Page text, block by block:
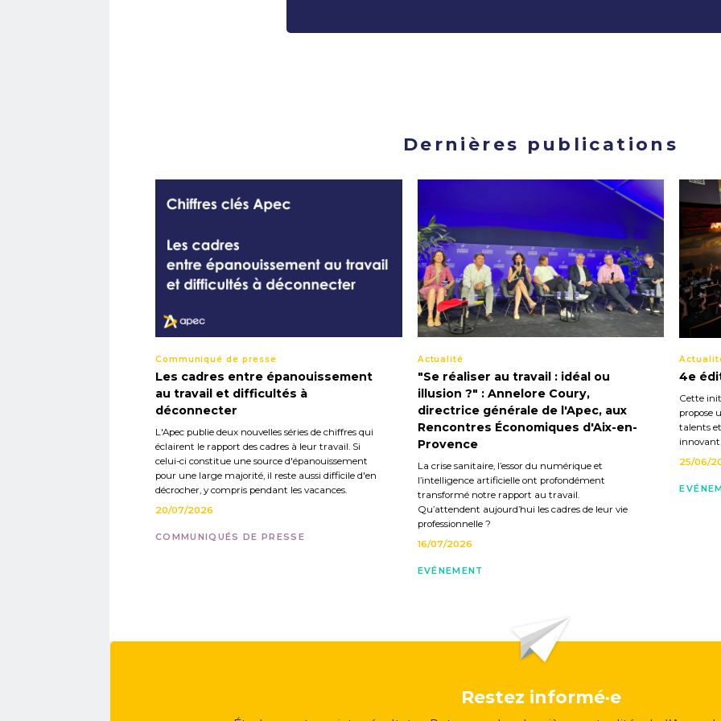
Dernières publications
Communiqué de presse
Les cadres entre épanouissement
au travail et difficultés à
déconnecter
L'Apec publie deux nouvelles séries de chiffres qui
éclairent le rapport des cadres à leur travail. Si
celui-ci constitue une source d'épanouissement
pour une large majorité, il reste aussi difficile d'en
décrocher, y compris pendant les vacances.
20/07/2026
COMMUNIQUÉS DE PRESSE
Actualité
"Se réaliser au travail : idéal ou
illusion ?" : Annelore Coury,
directrice générale de l'Apec, aux
Rencontres Économiques d'Aix-en-
Provence
La crise sanitaire, l’essor du numérique et
l’intelligence artificielle ont profondément
transformé notre rapport au travail.
Qu’attendent aujourd’hui les cadres de leur vie
professionnelle ?
16/07/2026
EVÉNEMENT
4e
Cette
propose
talents
25/06/
Restez informé·e